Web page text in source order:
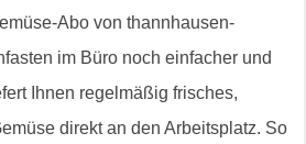
Abo von thannhausen-
im Büro noch einfacher und
Ihnen regelmäßig frisches,
direkt an den Arbeitsplatz. So